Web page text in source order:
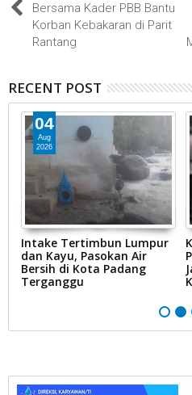
Bersama Kader PBB Bantu
Korban Kebakaran di Parit
Rantang
RECENT POST
04
Aug
2026
Intake Tertimbun Lumpur
dan Kayu, Pasokan Air
Bersih di Kota Padang
Terganggu